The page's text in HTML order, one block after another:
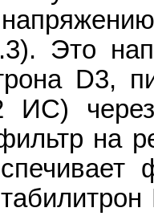
Это
D3,
на